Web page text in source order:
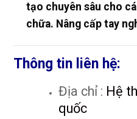
tạo chuyên sâu cho
chữa. Nâng cấp tay
Thông tin liên hệ:
Địa chỉ : Hệ
quốc